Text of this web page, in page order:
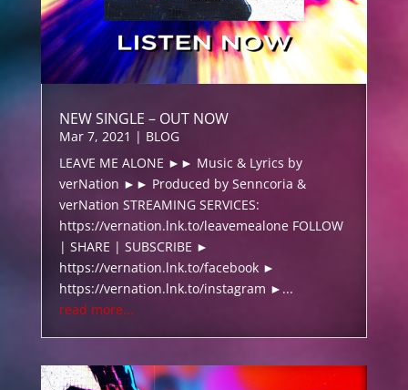
NEW SINGLE – OUT NOW
Mar 7, 2021 | BLOG
LEAVE ME ALONE ►► Music & Lyrics by
verNation ►► Produced by Senncoria &
verNation STREAMING SERVICES:
https://vernation.lnk.to/leavemealone FOLLOW
| SHARE | SUBSCRIBE ►
https://vernation.lnk.to/facebook ►
https://vernation.lnk.to/instagram ►...
read more...